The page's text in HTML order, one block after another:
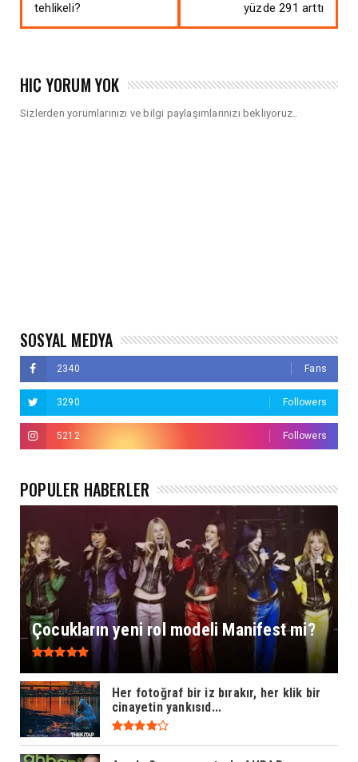
tehlikeli?
yüzde 291 arttı
HIÇ YORUM YOK
Sizlerden yorumlarınızı ve bilgi paylaşımlarınızı bekliyoruz..
SOSYAL MEDYA
2340 Fans
3290 Followers
5212 Followers
POPÜLER HABERLER
Çocukların yeni rol modeli Manifest mi?
Her fotoğraf bir iz bırakır, her klik bir
cinayetin yankısıd...